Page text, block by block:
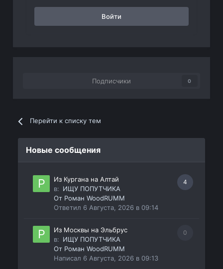
Войти
Подписчики 0
Перейти к списку тем
Новые сообщения
4
Из Кургана на Алтай
в: ИЩУ ПОПУТЧИКА
От Роман WoodRUMM
Ответил 6 Августа, 2026 в 09:14
0
Из Москвы на Эльбрус
в: ИЩУ ПОПУТЧИКА
От Роман WoodRUMM
Написал 6 Августа, 2026 в 09:13